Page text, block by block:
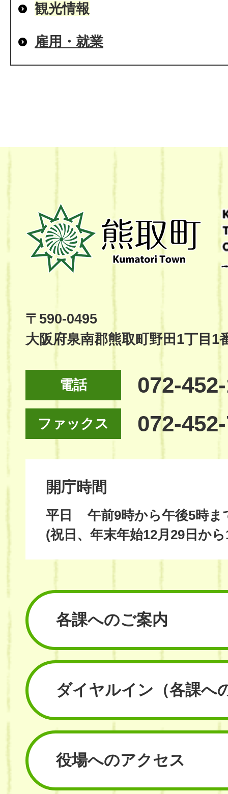
観光情報
雇用・就業
熊
取
町
Kumatori
Site
〒590-0495
大阪府泉南郡熊取町野田1丁目1
電話 072-
ファックス 072-
開庁時間
平日
午前9時から午後5時ま
(祝日、年末年始12月29日か
各課へのご案内
ダイヤルイン （各課へ
役場へのアクセス